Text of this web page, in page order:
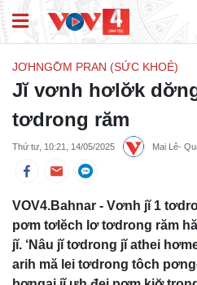
JƠHNGƠ̆M PRAN (SỨC KHOẺ)
Jĭ vơnh hơlơ̆k
tơdrong răm
Thứ tư, 10:21, 14/05/2025 Mai Lê-
VOV4.Bahnar - Vơnh jĭ 1
pơm tơlĕch lơ tơdrong răm
jĭ. ‘Nâu jĭ tơdrong jĭ athei
arih mă lei tơdrong tôch